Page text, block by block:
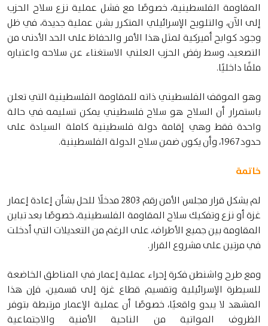
المقاومة الفلسطينية، خصوصًا مع فشل عملية نزع سلاح الحزب
إلى الآن، والتلويح الإسرائيلي المتكرر بشن عملية جديدة، في ظل
وجود كوابح أميركية لمثل هذا الأمر والحفاظ على الحد الأدنى من
التصعيد، وسط رفض الحزب العلني الاستغناء عن سلاحه واعتباره
ملفًا داخليًا.
وهو الموقف الفلسطيني ذاته للمقاومة الفلسطينية التي تعلن
باستمرار أن السلاح هو سلاح فلسطيني يمكن تسليمه في حالة
واحدة فقط وهي إقامة دولة فلسطينية كاملة السيادة على
حدود 1967، وأن يكون ضمن سلاح الدولة الفلسطينية.
خاتمة
لم يشكل قرار مجلس الأمن رقم 2803 مدخلًا للحل بشأن إعادة إعمار
غزة أو نزع وتفكيك سلاح المقاومة الفلسطينية، خصوصًا بعد تباين
المقاومة بين جميع الأطراف، على الرغم من التعديلات التي أدخلت
في مرتين على مشروع القرار.
ومع طرح واشنطن فكرة إجراء عملية إعمار في المناطق الخاضعة
للسيطرة الإسرائيلية وتقسيم قطاع غزة إلى قسمين، فإن هذا
المشهد لا يبدو واقعيًا، خصوصًا أن عملية الإعمار مرتبطة بتوفر
الظروف المواتية من الناحية الأمنية والاجتماعية